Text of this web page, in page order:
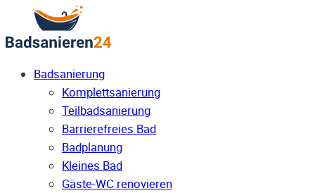
Badsanierung
Komplettsanierung
Teilbadsanierung
Barrierefreies Bad
Badplanung
Kleines Bad
Gäste-WC renovieren